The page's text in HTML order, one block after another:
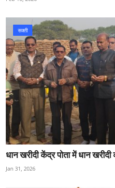
सक्ती
धान खरीदी केंद्र पोता में धान
Jan 31, 2026